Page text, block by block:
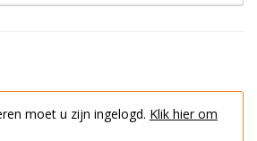
moet u zijn ingelogd. Klik hier om